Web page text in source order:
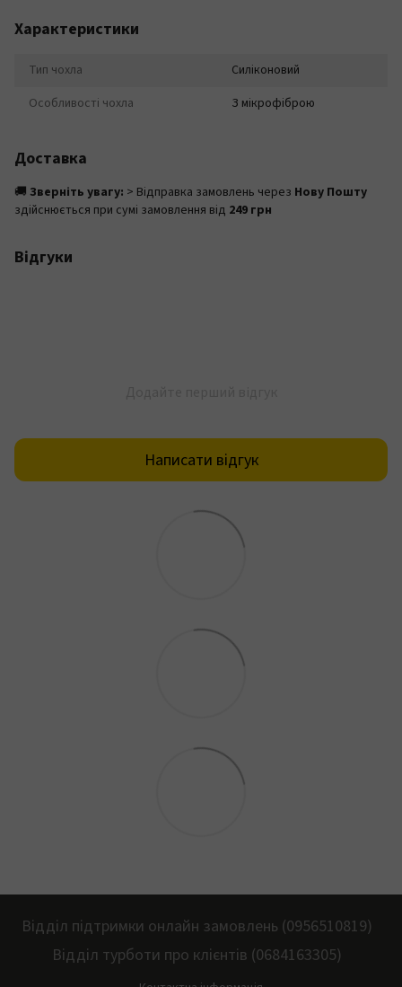
Характеристики
Тип чохла
Силіконовий
Особливості чохла
З мікрофіброю
Доставка
🚚 Зверніть увагу: > Відправка замовлень через Нову Пошту
здійснюється при сумі замовлення від 249 грн
Відгуки
Написати відгук
Відділ підтримки онлайн замовлень (0956510819)
Відділ турботи про клієнтів (0684163305)